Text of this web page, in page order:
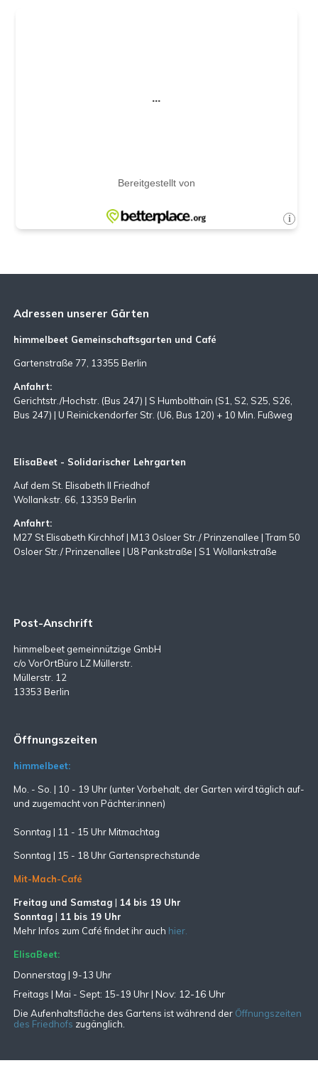
Adressen unserer Gärten
himmelbeet Gemeinschaftsgarten und Café
Gartenstraße 77, 13355 Berlin
Anfahrt:
Gerichtstr./Hochstr. (Bus 247) | S Humbolthain (S1, S2, S25, S26,
Bus 247) | U Reinickendorfer Str. (U6, Bus 120) + 10 Min. Fußweg
ElisaBeet - Solidarischer Lehrgarten
Auf dem St. Elisabeth II Friedhof
Wollankstr. 66, 13359 Berlin
Anfahrt:
M27 St Elisabeth Kirchhof | M13 Osloer Str./ Prinzenallee | Tram 50
Osloer Str./ Prinzenallee | U8 Pankstraße | S1 Wollankstraße
Post-Anschrift
himmelbeet gemeinnützige GmbH
c/o VorOrtBüro LZ Müllerstr.
Müllerstr. 12
13353 Berlin
Öffnungszeiten
himmelbeet:
Mo. - So. | 10 - 19 Uhr (unter Vorbehalt, der Garten wird täglich auf-
und zugemachtvon Pächter:innen)
Sonntag | 11 - 15 Uhr Mitmachtag
Sonntag | 15 - 18 Uhr Gartensprechstunde
Mit-Mach-Café
Freitag und Samstag | 14 bis 19 Uhr
Sonntag | 11 bis 19 Uhr
Mehr Infos zum Café findet ihr auch hier.
ElisaBeet:
Donnerstag | 9-13 Uhr
Freitags | Mai - Sept: 15-19 Uhr | Nov: 12-16 Uhr
Die Aufenhaltsfläche des Gartens ist während derÖffnungszeiten
des Friedhofs zugänglich.